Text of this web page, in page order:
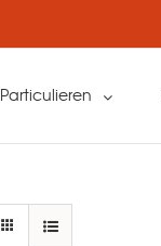
Particulieren